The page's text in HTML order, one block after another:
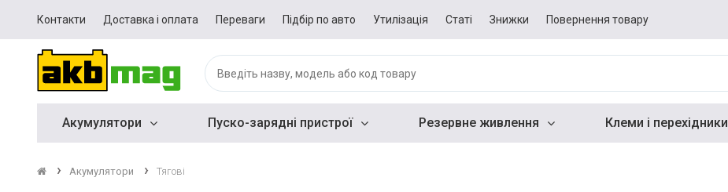
Контакти Доставка і оплата Переваги Підбір по авто Утилізація Статі Знижки Повернення товару
Акумулятори Пуско-зарядні пристрої Резервне живлення Клеми і перехідники
Акумулятори Тягові